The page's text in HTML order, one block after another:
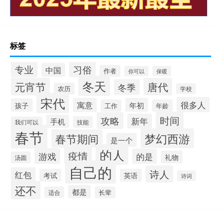
标签
专业 中国 习俗 作者 你可以 保暖
元宵节 农历 冬天 冬季 唐代 学校
孩子 宋代 寓意 工作 年初 年龄 很多人
我们可以 手机 技能 攻略 新年 时间
春节 春节期间 是一个 梦幻西游
汤圆 游戏 疫情 的人 的是 礼物
红包 考试 自己的 英语 诗人 诗词
还不 适合 都是 长辈